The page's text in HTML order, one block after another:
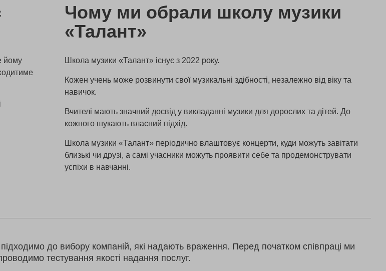
йому
Чому ми обрали школу музики
«Талант»
Школа музики «Талант» існує з 2022 року.
Кожен учень може розвинути свої музикальні здібності, незалежно від віку та
навичок.
Вчителі мають значний досвід у викладанні музики для дорослих та дітей. До
кожного шукають власний підхід.
Школа музики «Талант» періодично влаштовує концерти, куди можуть завітати
близькі чи друзі, а самі учасники можуть проявити себе та продемонструвати
успіхи в навчанні.
до вибору компаній, які надають враження. Перед початком співпраці ми
тестування якості надання послуг.